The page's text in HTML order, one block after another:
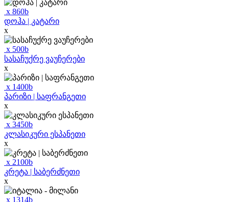
x 860b
დოჰა | კატარი
x
x 500b
სასაჩუქრე ვაუჩერები
x
x 1400b
პარიზი | საფრანგეთი
x
x 3450b
კლასიკური ესპანეთი
x
x 2100b
კრეტა | საბერძნეთი
x
x 1314b